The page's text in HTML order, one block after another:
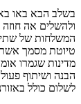
בשלב הבא באו
ולהשלים אה
המשלחות של שתי
טיוטת מסמך אשר
מדינות שגמרו
הבנה ושיתוף
לשלום כולל